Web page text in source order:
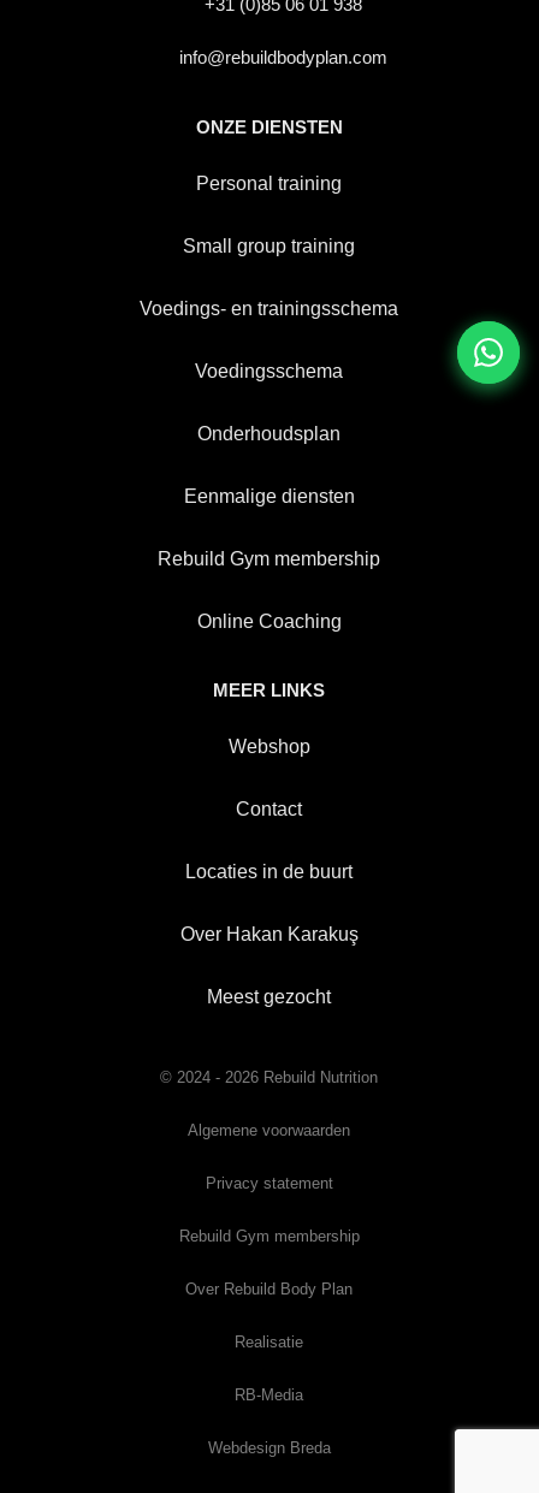
+31 (0)85 06 01 938
info@rebuildbodyplan.com
ONZE DIENSTEN
Personal training
Small group training
Voedings- en trainingsschema
Voedingsschema
Onderhoudsplan
Eenmalige diensten
Rebuild Gym membership
Online Coaching
MEER LINKS
Webshop
Contact
Locaties in de buurt
Over Hakan Karakuş
Meest gezocht
© 2024 - 2026 Rebuild Nutrition
Algemene voorwaarden
Privacy statement
Rebuild Gym membership
Over Rebuild Body Plan
Realisatie
RB-Media
Webdesign Breda